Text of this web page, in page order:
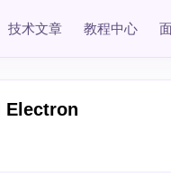
技术文章 教程中心
Electron